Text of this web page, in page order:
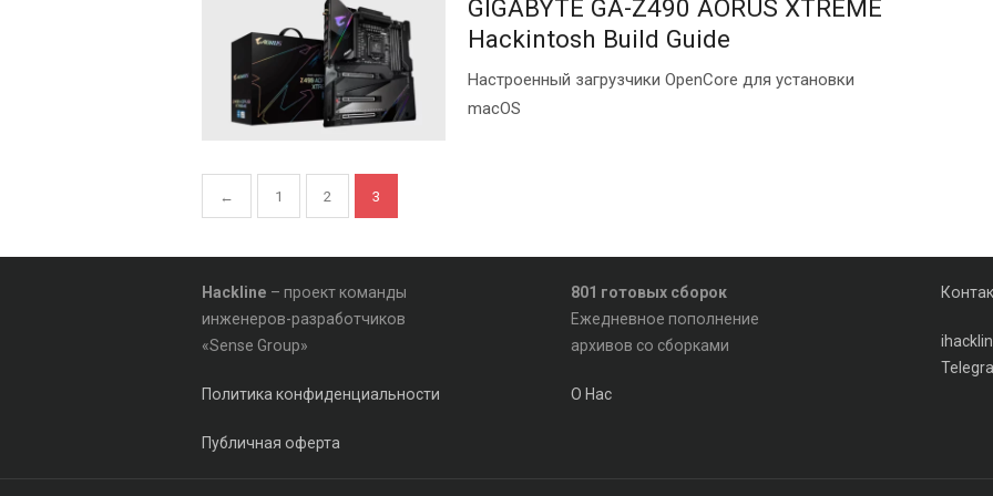
GIGABYTE GA-Z490 AORUS XTREME
Hackintosh Build Guide
Настроенный загрузчики OpenCore для установки
macOS
Пагинация
записей
← 1 2 3
Hackline – проект команды
инженеров-разработчиков
«Sense Group»
Политика конфиденциальности
Публичная оферта
801 готовых сборок
Ежедневное пополнение
архивов со сборками
О Нас